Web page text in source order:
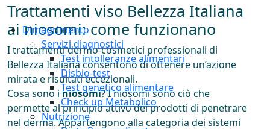
Dimagrimento
Servizi diagnostici
Test intolleranze alimentari
Disbio-test
Test genetico alimentare
Check up Metabolico
Nutrizione
Trattamenti viso Bellezza Italiana
ai niosomi: come funzionano
I trattamenti dermo-cosmetici professionali di
Bellezza Italiana consentono di ottenere un’azione
mirata e risultati eccezionali.
Cosa sono iniosomi? I niosomi sono ciò che
permette al principio attivo dei prodotti di penetrare
nel derma. Appartengono alla categoria dei sistemi